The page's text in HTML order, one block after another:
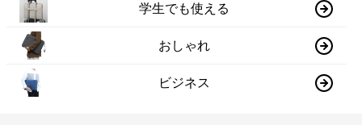
学生でも使える
おしゃれ
ビジネス